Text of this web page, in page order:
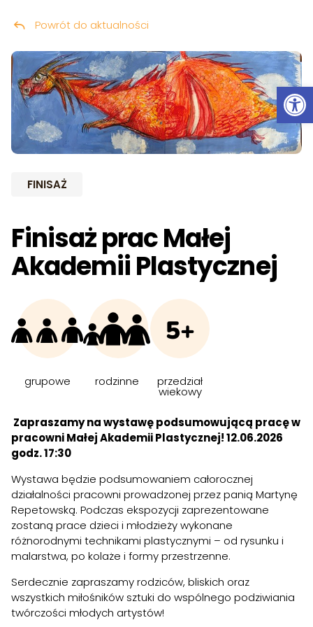
Przeskocz do treści
FINISAŻ
Finisaż prac Małej
Akademii Plastycznej
grupowe rodzinne
5+
przedział
wiekowy
Powrót do aktualności
Zapraszamy na wystawę podsumowującą pracę w
pracowni Małej Akademii Plastycznej! 12.06.2026
godz. 17:30
Wystawa będzie podsumowaniem całorocznej
działalności pracowni prowadzonej przez panią Martynę
Repetowską. Podczas ekspozycji zaprezentowane
zostaną prace dzieci i młodzieży wykonane
różnorodnymi technikami plastycznymi – od rysunku i
malarstwa, po kolaże i formy przestrzenne.
Serdecznie zapraszamy rodziców, bliskich oraz
wszystkich miłośników sztuki do wspólnego podziwiania
twórczości młodych artystów!